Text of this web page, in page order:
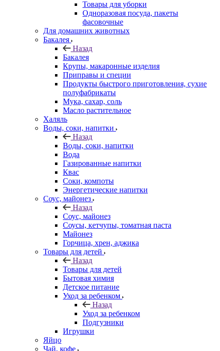
Товары для уборки
Одноразовая посуда, пакеты
фасовочные
Для домашних животных
Бакалея
Назад
Бакалея
Крупы, макаронные изделия
Приправы и специи
Продукты быстрого приготовления, сухие
полуфабрикаты
Мука, сахар, соль
Масло растительное
Халяль
Воды, соки, напитки
Назад
Воды, соки, напитки
Вода
Газированные напитки
Квас
Соки, компоты
Энергетические напитки
Соус, майонез
Назад
Соус, майонез
Соусы, кетчупы, томатная паста
Майонез
Горчица, хрен, аджика
Товары для детей
Назад
Товары для детей
Бытовая химия
Детское питание
Уход за ребенком
Назад
Уход за ребенком
Подгузники
Игрушки
Яйцо
Чай, кофе